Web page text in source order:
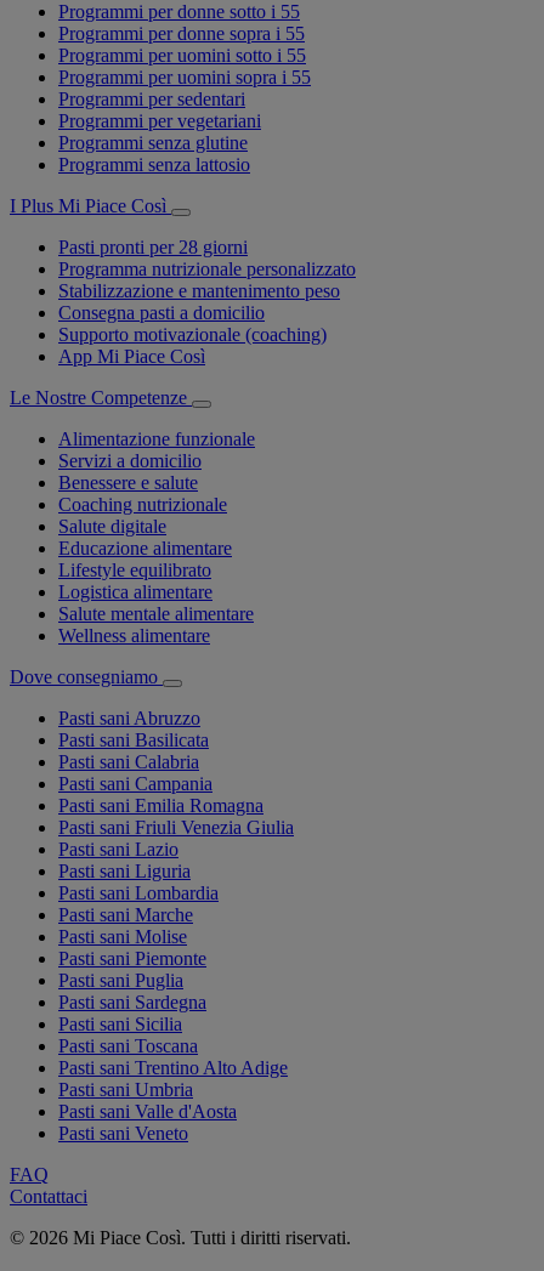
Programmi per donne sotto i 55
Programmi per donne sopra i 55
Programmi per uomini sotto i 55
Programmi per uomini sopra i 55
Programmi per sedentari
Programmi per vegetariani
Programmi senza glutine
Programmi senza lattosio
I Plus Mi Piace Così
Pasti pronti per 28 giorni
Programma nutrizionale personalizzato
Stabilizzazione e mantenimento peso
Consegna pasti a domicilio
Supporto motivazionale (coaching)
App Mi Piace Così
Le Nostre Competenze
Alimentazione funzionale
Servizi a domicilio
Benessere e salute
Coaching nutrizionale
Salute digitale
Educazione alimentare
Lifestyle equilibrato
Logistica alimentare
Salute mentale alimentare
Wellness alimentare
Dove consegniamo
Pasti sani Abruzzo
Pasti sani Basilicata
Pasti sani Calabria
Pasti sani Campania
Pasti sani Emilia Romagna
Pasti sani Friuli Venezia Giulia
Pasti sani Lazio
Pasti sani Liguria
Pasti sani Lombardia
Pasti sani Marche
Pasti sani Molise
Pasti sani Piemonte
Pasti sani Puglia
Pasti sani Sardegna
Pasti sani Sicilia
Pasti sani Toscana
Pasti sani Trentino Alto Adige
Pasti sani Umbria
Pasti sani Valle d'Aosta
Pasti sani Veneto
FAQ
Contattaci
© 2026 Mi Piace Così. Tutti i diritti riservati.